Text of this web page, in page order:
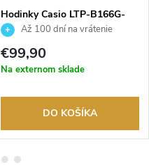
Hodinky Casio LTP-B166G-
9AVEFAž 100 dní na vrátenie
tovaru. Autorizovaný predajca.
€99,90
Na externom sklade
DO KOŠÍKA